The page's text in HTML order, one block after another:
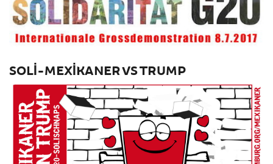
SOLI-MEXIKANER VS TRUMP